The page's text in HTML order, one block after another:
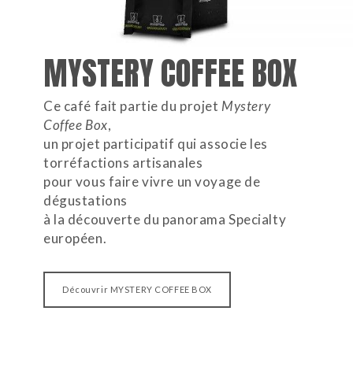
MYSTERY COFFEE BOX
Ce café fait partie du projet Mystery
Coffee Box,
un projet participatif qui associe les
torréfactions artisanales
pour vous faire vivre un voyage de
dégustations
à la découverte du panorama Specialty
européen.
Découvrir MYSTERY COFFEE BOX